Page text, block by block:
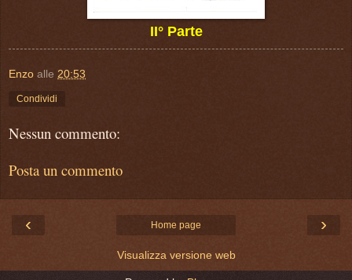
II° Parte
Enzo alle 20:53
Condividi
Nessun commento:
Posta un commento
‹ ›
Home page
Visualizza versione web